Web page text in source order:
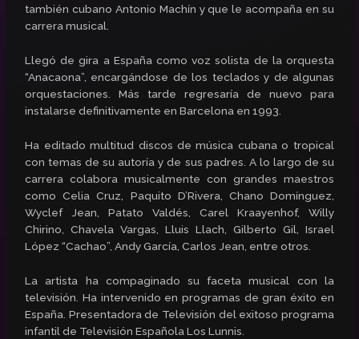
también cubano Antonio Machín y que le acompaña en su
carrera musical.
Llegó de gira a España como voz solista de la orquesta
“Anacaona”, encargándose de los teclados y de algunas
orquestaciones. Más tarde regresaría de nuevo para
instalarse definitivamente en Barcelona en 1993.
Ha editado multitud discos de música cubana o tropical
con temas de su autoría y de sus padres. A lo largo de su
carrera colabora musicalmente con grandes maestros
como Celia Cruz, Paquito D’Rivera, Chano Domínguez,
Wyclef Jean, Patato Valdés, Carel Kraayenhof, Willy
Chirino, Chavela Vargas, Lluis Llach, Gilberto Gil, Israel
López “Cachao”, Andy García, Carlos Jean, entre otros.
La artista ha compaginado su faceta musical con la
televisión. Ha intervenido en programas de gran éxito en
España. Presentadora de Televisión del exitoso programa
infantil de Televisión Española Los Lunnis.